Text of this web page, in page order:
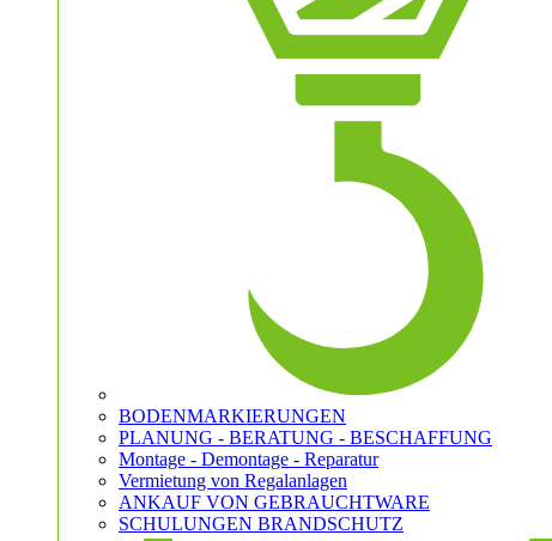
BODENMARKIERUNGEN
PLANUNG - BERATUNG - BESCHAFFUNG
Montage - Demontage - Reparatur
Vermietung von Regalanlagen
ANKAUF VON GEBRAUCHTWARE
SCHULUNGEN BRANDSCHUTZ